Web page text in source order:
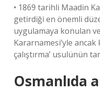
• 1869 tarihli Maadin
getirdiği en önemli
uygulamaya konulan
Kararnamesi’yle ancak
çalıştırma’ usulünün
Osmanlıda